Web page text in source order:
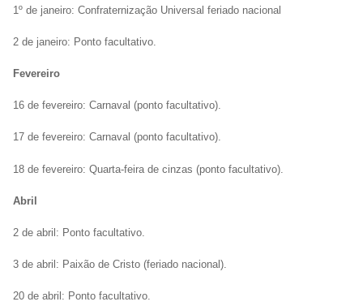
1º de janeiro: Confraternização Universal feriado nacional
2 de janeiro: Ponto facultativo.
Fevereiro
16 de fevereiro: Carnaval (ponto facultativo).
17 de fevereiro: Carnaval (ponto facultativo).
18 de fevereiro: Quarta-feira de cinzas (ponto facultativo).
Abril
2 de abril: Ponto facultativo.
3 de abril: Paixão de Cristo (feriado nacional).
20 de abril: Ponto facultativo.